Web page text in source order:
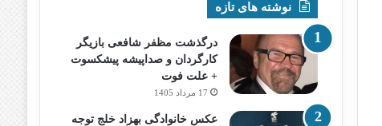
نوشته های تازه
درگذشت مظفر شافعی بازیگر
کارگردان و صداپیشه پیشکسوت
+ علت فوت
17 مرداد 1405
عکس خانوادگی بهزاد خلج توجه